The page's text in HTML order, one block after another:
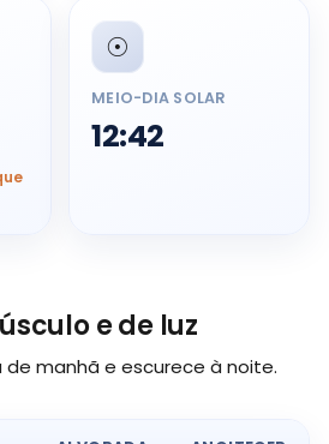
☉️
MEIO-DIA SOLAR
12:42
e de luz
de manhã e escurece à noite.